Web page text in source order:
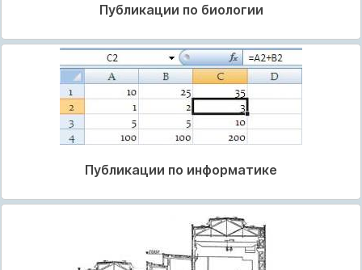
Публикации по биологии
Публикации по информатике